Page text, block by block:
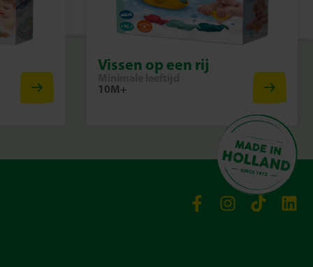
Vissen op een rij
Minimale leeftijd
10M+